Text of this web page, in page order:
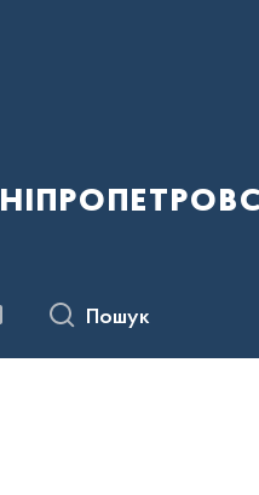
Пошук